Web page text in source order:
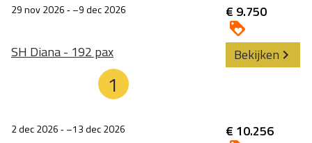
29 nov 2026‐ 9 dec 2026
SH Diana - 192 pax
€ 9.750
1
Bekijken
2 dec 2026‐ 13 dec 2026 € 10.256